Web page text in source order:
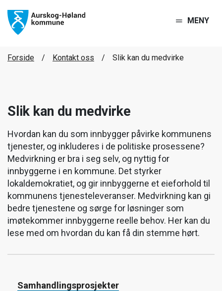
MENY
Forside Kontakt oss Slik kan du medvirke
Slik kan du medvirke
Hvordan kan du som innbygger påvirke kommunens
tjenester, og inkluderes i de politiske prosessene?
Medvirkning er bra i seg selv, og nyttig for
innbyggerne i en kommune. Det styrker
lokaldemokratiet, og gir innbyggerne et eieforhold til
kommunens tjenesteleveranser. Medvirkning kan gi
bedre tjenestene og sørge for løsninger som
imøtekommer innbyggerne reelle behov. Her kan du
lese med om hvordan du kan få din stemme hørt.
Samhandlingsprosjekter